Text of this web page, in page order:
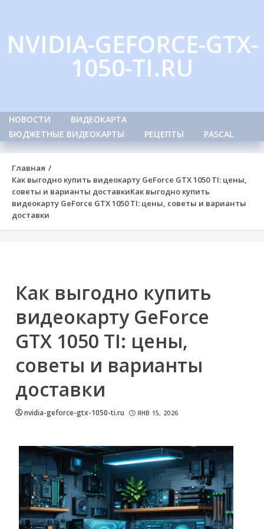
content
NVIDIA-GEFORCE-GTX-
1050-TI.RU
НОВОСТИ
ВИДЕОКАРТА
БЮДЖЕТНЫЕ ВИДЕОКАРТЫ
РЕЦЕПТЫ PASCAL
Главная
Как выгодно купить видеокарту GeForce GTX 1050 TI: цены,
советы и варианты доставкиКак выгодно купить
видеокарту GeForce GTX 1050 TI: цены, советы и варианты
доставки
Как выгодно купить
видеокарту GeForce
GTX 1050 TI: цены,
советы и варианты
доставки
nvidia-geforce-gtx-1050-ti.ru ЯНВ 15, 2026